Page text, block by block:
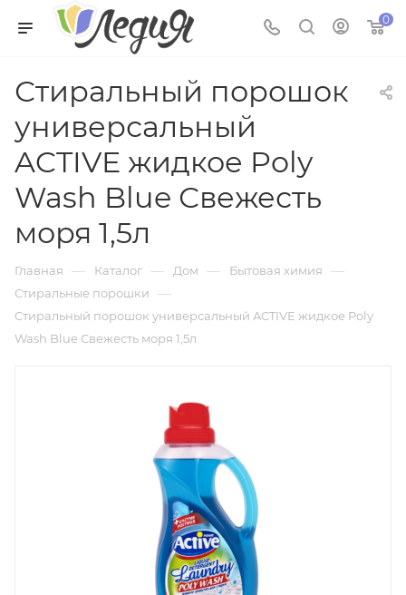
0
Стиральный порошок
универсальный
ACTIVE жидкое Poly
Wash Blue Свежесть
моря 1,5л
Главная — Каталог — Дом — Бытовая химия —
Стиральные порошки —
Стиральный порошок универсальный ACTIVE жидкое Poly
Wash Blue Свежесть моря 1,5л